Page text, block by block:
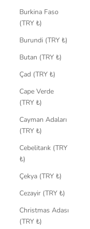
Burkina Faso
(TRY ₺)
Burundi (TRY ₺)
Butan (TRY ₺)
Çad (TRY ₺)
Cape Verde
(TRY ₺)
Cayman Adaları
(TRY ₺)
Cebelitarık (TRY
₺)
Çekya (TRY ₺)
Cezayir (TRY ₺)
Christmas Adası
(TRY ₺)